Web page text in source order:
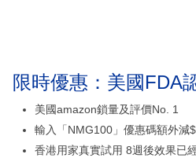
限時優惠：美國FDA
美國amazon鎖量及評價No. 1
輸入「NMG100」優惠碼額外減
香港用家真實試用 8週後效果已